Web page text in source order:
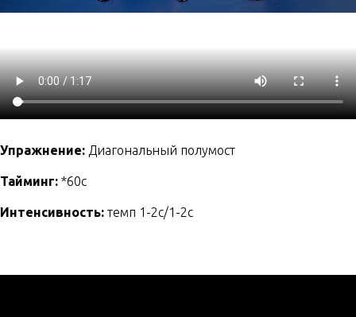
Упражнение: Диагональный полумост
Тайминг: *60с
Интенсивность: темп 1-2с/1-2с